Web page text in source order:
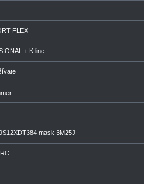
FLEX
+ K line
mask 3M25J